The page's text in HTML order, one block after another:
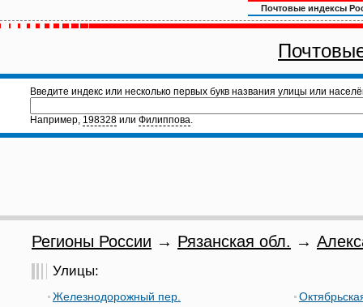
Почтовые индексы
Введите индекс или несколько первых букв названия улицы или
Например, 198328 или Филиппова.
Регионы России → Рязанская обл. →
Улицы:
Железнодорожный пер.